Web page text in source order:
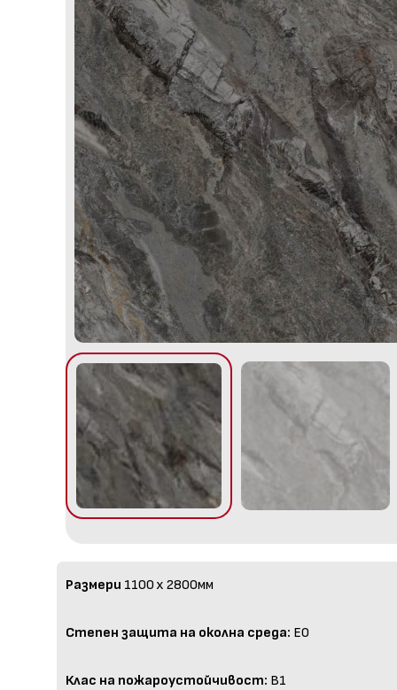
Размери 1100 x 2800мм
Степен защита на околна среда: E0
Клас на пожароустойчивост: B1